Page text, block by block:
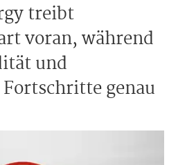
treibt
voran, während
und
genau